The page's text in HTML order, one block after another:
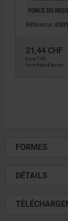
FORCE DU
Référence:
21,44 CHF
hors TVA
hors frais d’envoi
FORMES
DÉTAILS